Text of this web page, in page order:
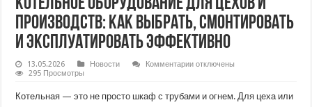
Котельное оборудование для цехов и
производств: как выбрать, смонтировать
и эксплуатировать эффективно
13.05.2026 Новости Комментариик
оборудование
для
отключены
295 Просмотры
Котельная — это не просто шкаф с трубами и огнем. Для цеха или